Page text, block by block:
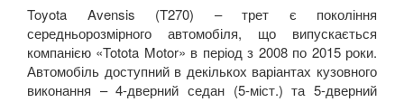
Toyota Avensis (T270) – трет є покоління
середньорозмірного автомобіля, що випускається
компанією «Totota Motor» в період з 2008 по 2015 роки.
Автомобіль доступний в декількох варіантах кузовного
виконання – 4-дверний седан (5-міст.) та 5-дверний